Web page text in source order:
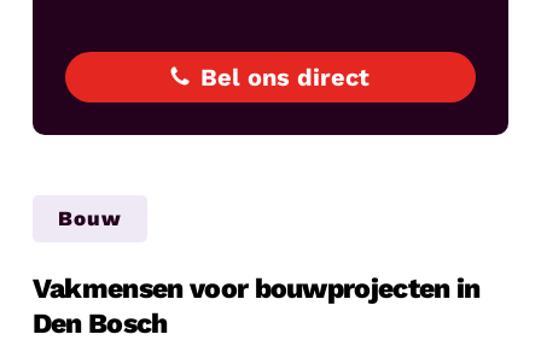
Bel ons direct
Bouw
Vakmensen voor bouwprojecten in
Den Bosch